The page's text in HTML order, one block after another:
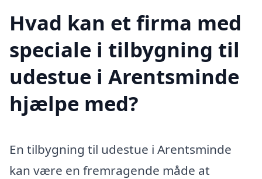
Hvad kan et firma med
speciale i tilbygning til
udestue i Arentsminde
hjælpe med?
En tilbygning til udestue i Arentsminde
kan være en fremragende måde at